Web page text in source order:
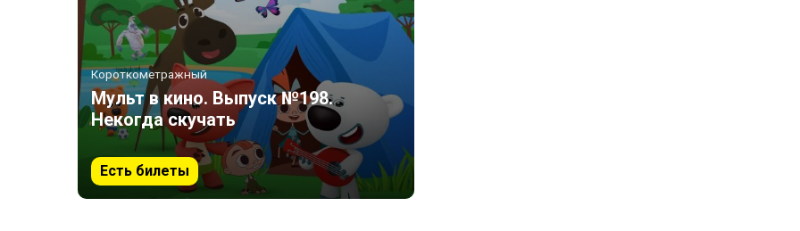
Короткометражный
Мульт в кино. Выпуск №198.
Некогда скучать
Есть билеты